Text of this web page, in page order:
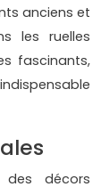
anciens et
les ruelles
fascinants,
décors